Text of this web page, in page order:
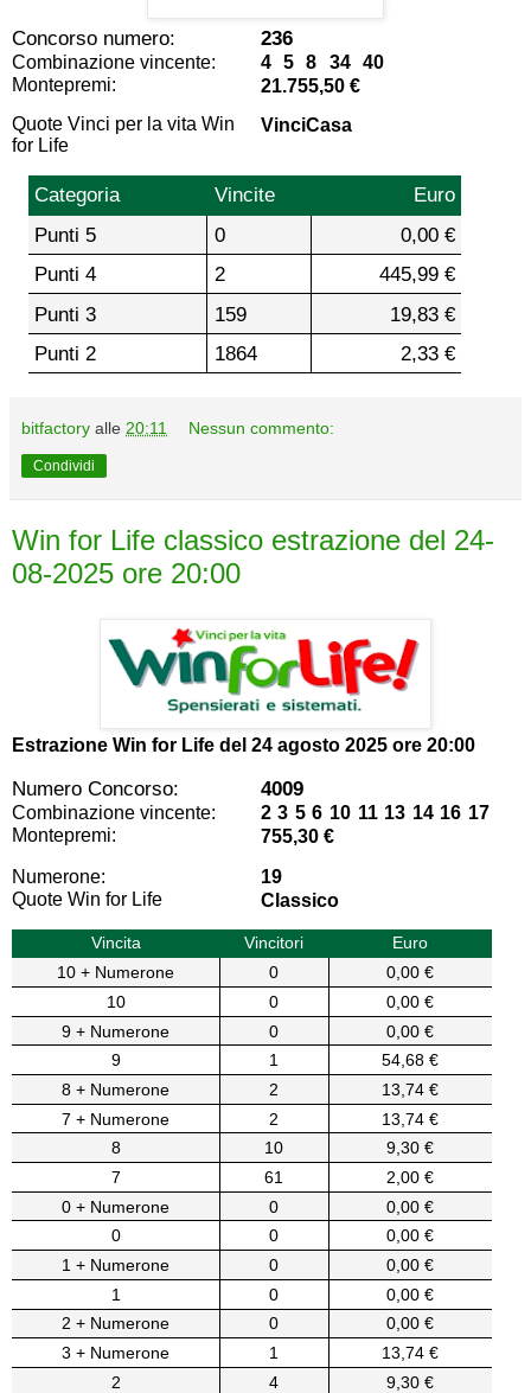
Concorso numero: 236
Combinazione vincente:
4 5 8 34 40
Montepremi:
21.755,50 €
Quote Vinci per la vita Win
for Life
VinciCasa
Categoria Vincite
Euro
Punti 5
0
0,00 €
Punti 4
2
445,99 €
Punti 3
159
19,83 €
Punti 2
1864 2,33 €
bitfactory alle 20:11 Nessun commento:
Condividi
Win for Life classico estrazione del 24-
08-2025 ore 20:00
Estrazione Win for Life del 24 agosto 2025 ore 20:00
Numero Concorso: 4009
Combinazione vincente:
2 3 5 6 10 11 13 14 16 17
Montepremi:
755,30 €
Numerone:
19
Quote Win for Life
Classico
Vincita Vincitori
Euro
10 + Numerone
0
0,00 €
10
0
0,00 €
9 + Numerone
0
0,00 €
9
1
54,68 €
8 + Numerone
2
13,74 €
7 + Numerone
2
13,74 €
8
10
9,30 €
7
61
2,00 €
0 + Numerone
0
0,00 €
0
0
0,00 €
1 + Numerone
0
0,00 €
1
0
0,00 €
2 + Numerone
0
0,00 €
3 + Numerone
1
13,74 €
2
4
9,30 €